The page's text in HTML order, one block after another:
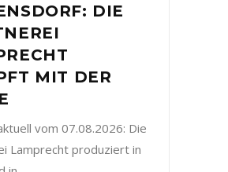
DIE
MIT DER
vom 07.08.2026: Die
Lamprecht produziert in